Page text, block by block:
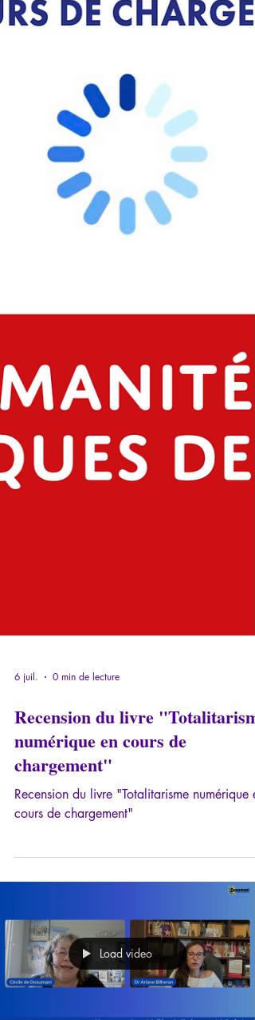
6 juil. 0 min de lecture
Recension du livre "Totalitarisme
numérique en cours de
chargement"
Load video